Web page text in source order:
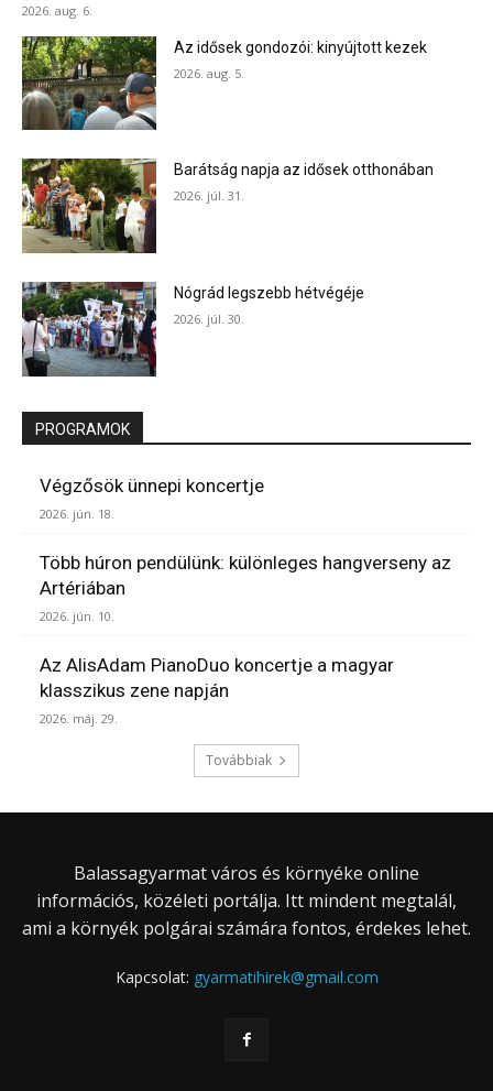
2026. aug. 6.
Az idősek gondozói: kinyújtott kezek
2026. aug. 5.
Barátság napja az idősek otthonában
2026. júl. 31.
Nógrád legszebb hétvégéje
2026. júl. 30.
PROGRAMOK
Végzősök ünnepi koncertje
2026. jún. 18.
Több húron pendülünk: különleges hangverseny az
Artériában
2026. jún. 10.
Az AlisAdam PianoDuo koncertje a magyar
klasszikus zene napján
2026. máj. 29.
Továbbiak
Balassagyarmat város és környéke online
információs, közéleti portálja. Itt mindent megtalál,
ami a környék polgárai számára fontos, érdekes lehet.
Kapcsolat: gyarmatihirek@gmail.com